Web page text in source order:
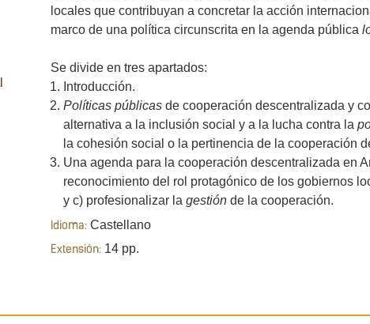
locales que contribuyan a concretar la acción
marco de una política circunscrita en la agenda pública
Se divide en tres apartados:
Introducción.
Políticas públicas de cooperación descentralizada y
alternativa a la inclusión social y a la lucha contra la
la cohesión social o la pertinencia de la cooperación
Una agenda para la cooperación descentralizada en
reconocimiento del rol protagónico de los gobiernos
y c) profesionalizar la gestión de la cooperación.
Idioma: Castellano
Extensión: 14 pp.